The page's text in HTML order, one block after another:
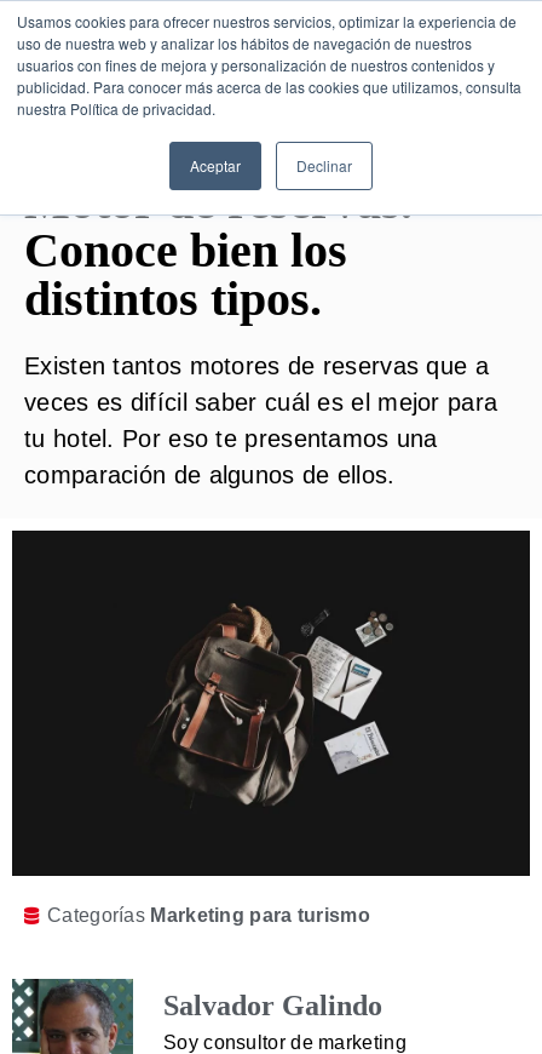
Usamos cookies para ofrecer nuestros servicios, optimizar la experiencia de
uso de nuestra web y analizar los hábitos de navegación de nuestros
usuarios con fines de mejora y personalización de nuestros contenidos y
publicidad. Para conocer más acerca de las cookies que utilizamos, consulta
nuestra Política de privacidad.
Aceptar Declinar
SESIÓN DE CONSULTORÍA GRATUITA
Motor de reservas.
Conoce bien los
distintos tipos.
Existen tantos motores de reservas que a
veces es difícil saber cuál es el mejor para
tu hotel. Por eso te presentamos una
comparación de algunos de ellos.
Categorías Marketing para turismo
Salvador Galindo
Soy consultor de marketing